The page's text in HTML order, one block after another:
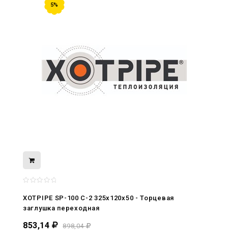
5%
XOTPIPE SP-100 C-2 325x120x50 - Торцевая
заглушка переходная
853,14 898,04